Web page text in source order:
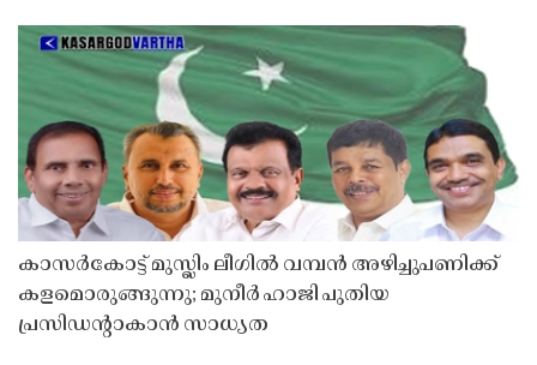
കാസർകോട്ട് മുസ്ലിം ലീഗിൽ വമ്പൻ അഴിച്ചുപണിക്ക്
കളമൊരുങ്ങുന്നു; മുനീർ ഹാജി പുതിയ
പ്രസിഡൻ്റാകാൻ സാധ്യത